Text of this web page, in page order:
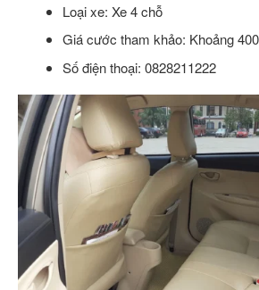
Loại xe: Xe 4 chỗ
Giá cước tham khảo: Khoảng
Số điện thoại: 0828211222